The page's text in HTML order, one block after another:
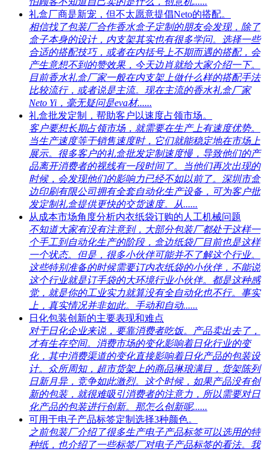
礼盒厂商是新宠，但不太愿意提倡Neto的搭配。
相信找了包装厂合作香水盒子定制的朋友会发现，除了
盒子本身的设计，内支架其实也有很多学问。选择一些
合适的搭配技巧，或者在内括号上不期而遇的搭配，会
产生意想不到的赞效果，今天边肖就给大家介绍一下。
目前香水礼盒厂家一般在内支架上做什么样的搭配手法
比较流行，或者说是主流。现在主流的香水礼盒厂家
Neto Yi，毫无疑问是eva材......
礼盒批发定制，帮助客户以速度占领市场。
客户要想长期占领市场，就需要在生产上有速度优势。
当生产速度等于销售速度时，它们就能稳定地在市场上
展示。很多客户的礼盒批发定制速度慢，导致他们的产
品离开消费者的视线有一段时间了。当他们再次出现的
时候，会发现他们的影响力已经不如以前了。深圳市盒
边印刷有限公司拥有全套自动化生产设备，可为客户批
发定制礼盒提供更快的交货速度。从......
从成本市场角度分析内衣纸袋订购的人工机械问题
不知道大家有没有注意到，大部分包装厂都处于这样一
个手工到自动化生产的阶段，盒边纸袋厂目前也是这样
一个状态。但是，很多小伙伴可能并不了解这个行业。
这些特别准备的时候需要订内衣纸袋的小伙伴，不能说
这个行业就是订手袋的大环境行业小伙伴。都是这种感
觉，就是你的工业实力就算没有全自动化也不行。事实
上，真实情况并非如此。手动和自动......
日化包装创新的主要表现和难点
对于日化企业来说，要靠消费者吃饭。产品卖出去了，
才有生存空间。消费市场的变化影响着日化行业的变
化，其中消费渠道的变化直接影响着日化产品的包装设
计。众所周知，超市货架上的商品琳琅满目，货架陈列
日新月异，竞争如此激烈。这个时候，如果产品没有创
新的包装，就很难吸引消费者的注意力，所以需要对日
化产品的包装进行创新。那怎么创新呢......
可用于电子产品标签定制选择3种颜色。
之前包装厂介绍了很多生产电子产品标签可以选用的特
种纸，也介绍了一些标签厂对电子产品标签的看法。我